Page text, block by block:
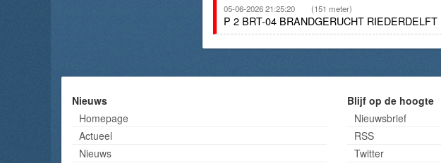
05-06-2026 21:25:20 (151 meter)
P 2 BRT-04 BRANDGERUCHT
Nieuws
Homepage
Actueel
Nieuws
Blijf op de hoogte
Nieuwsbrief
RSS
Twitter